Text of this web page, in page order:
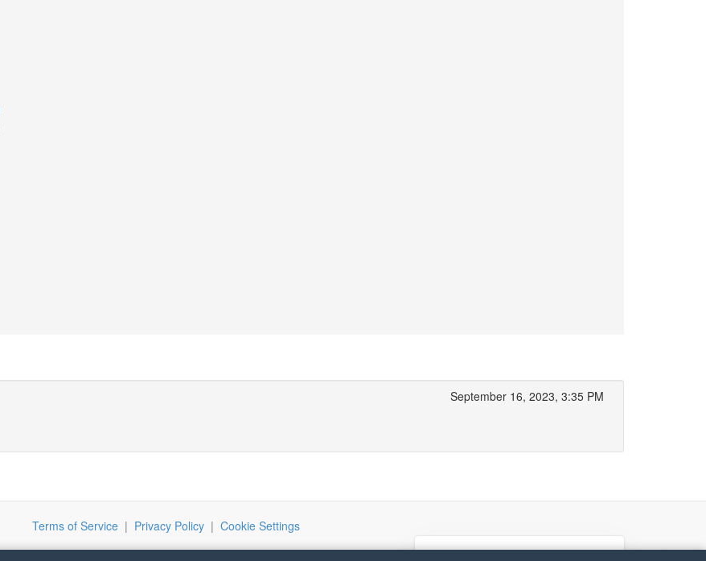
September 16, 2023, 3:35 PM
Terms of Service| Privacy Policy| Cookie Settings